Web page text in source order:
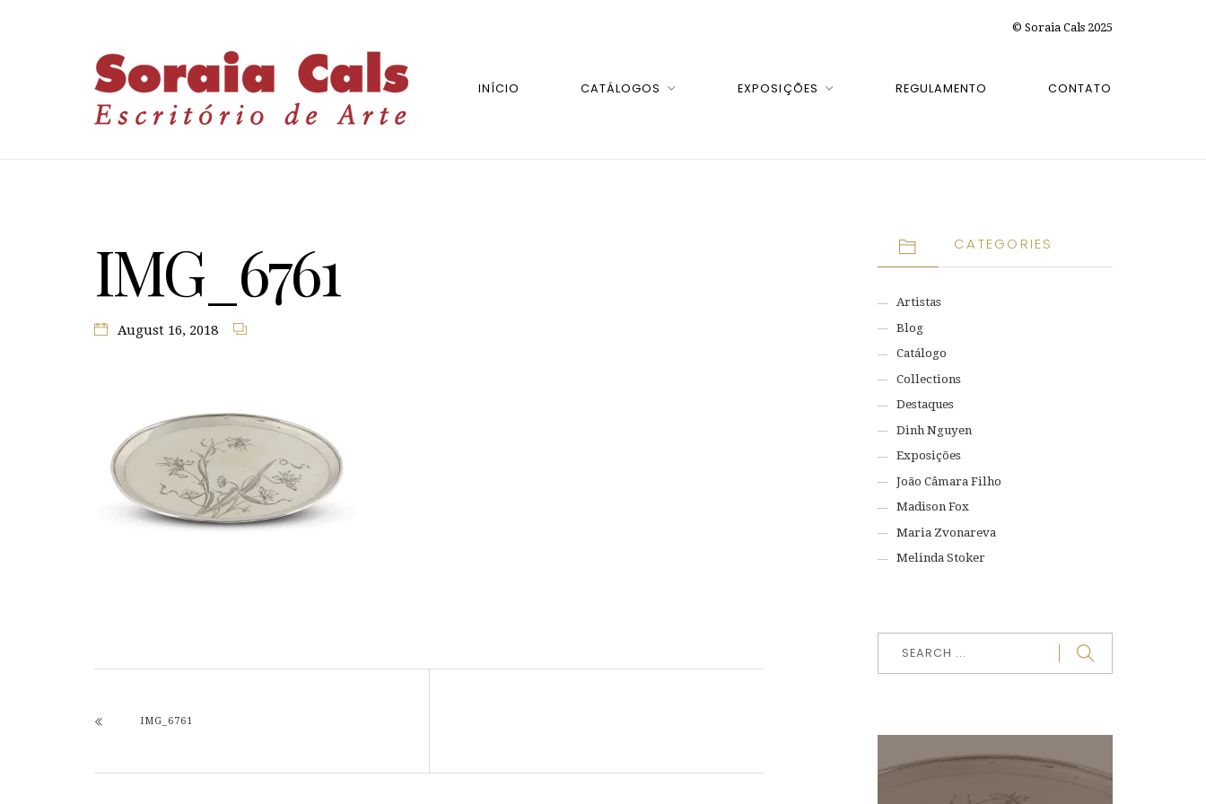
© Soraia Cals 2025
INÍCIO CATÁLOGOS EXPOSIÇÕES REGULAMENTO CONTATO
IMG_6761
August 16, 2018
IMG_6761
CATEGORIES
Artistas
Blog
Catálogo
Collections
Destaques
Dinh Nguyen
Exposições
João Câmara Filho
Madison Fox
Maria Zvonareva
Melinda Stoker